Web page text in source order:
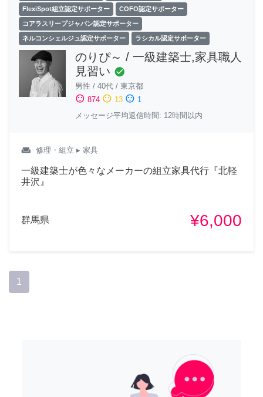
FlexiSpot組立認定サポーター COFO認定サポーター
コアラスリープジャパン認定サポーター
ネルコンシェルジュ認定サポーター ラシカル認定サポーター
のりぴ～ / 一級建築士,家具職人
見習い check_circle
男性 / 40代 / 東京都
sentiment_satisfied 874 sentiment_neutral 13 sentiment_dissatisfied 1
メッセージ平均返信時間: 12時間以内
weekend 修理・組立 ▸ 家具
一級建築士が色々なメーカーの組立家具代行『北軽
井沢』
群馬県 ¥6,000
1